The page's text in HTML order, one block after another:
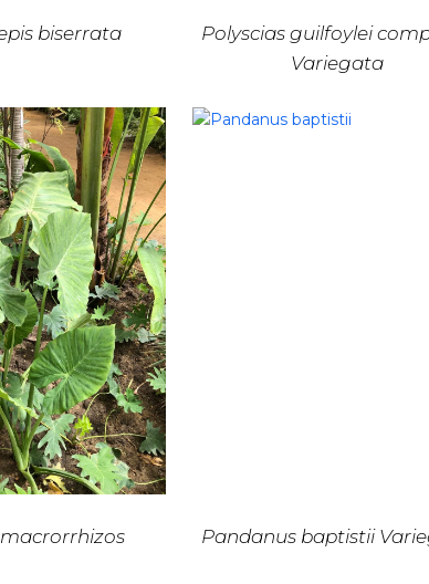
biserrata
Polyscias guilfoylei
Variegata
Pandanus baptistii